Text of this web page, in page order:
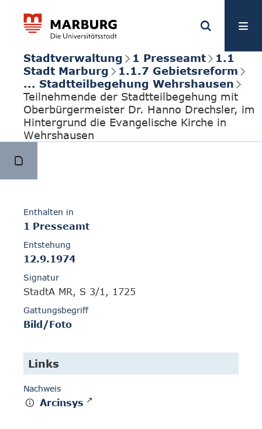
Stadtverwaltung 1 Presseamt
1.1
Stadt Marburg
1.1.7 Gebietsreform
... Stadtteilbegehung Wehrshausen
Teilnehmende der Stadtteilbegehung mit
Oberbürgermeister Dr. Hanno Drechsler, im
Hintergrund die Evangelische Kirche in
Wehrshausen
Enthalten in
1 Presseamt
Entstehung
12.9.1974
Signatur
StadtA MR, S 3/1, 1725
Gattungsbegriff
Bild/Foto
Links
Nachweis
Arcinsys